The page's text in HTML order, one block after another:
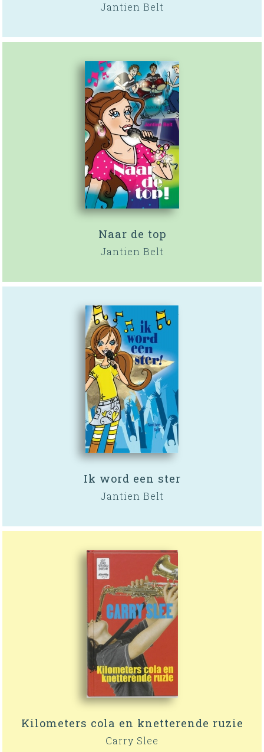
Jantien Belt
Naar de top
Jantien Belt
Ik word een ster
Jantien Belt
Kilometers cola en knetterende ruzie
Carry Slee